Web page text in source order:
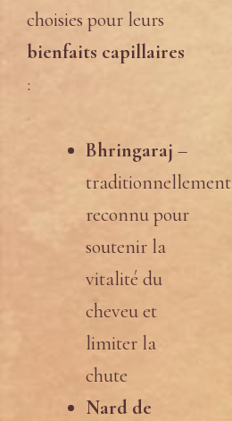
choisies pour leurs
bienfaits capillaires
:
Bhringaraj –
traditionnellement
reconnu pour
soutenir la
vitalité du
cheveu et
limiter la
chute
Nard de